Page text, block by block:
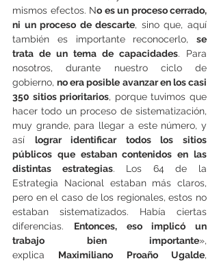
mismos efectos. No es un proceso cerrado,
ni un proceso de descarte, sino que, aquí
también es importante reconocerlo, se
trata de un tema de capacidades. Para
nosotros, durante nuestro ciclo de
gobierno, no era posible avanzar en los casi
350 sitios prioritarios, porque tuvimos que
hacer todo un proceso de sistematización,
muy grande, para llegar a este número, y
así lograr identificar todos los sitios
públicos que estaban contenidos en las
distintas estrategias. Los 64 de la
Estrategia Nacional estaban más claros,
pero en el caso de los regionales, estos no
estaban sistematizados. Había ciertas
diferencias. Entonces, eso implicó un
trabajo bien importante»,
explica Maximiliano Proaño Ugalde,